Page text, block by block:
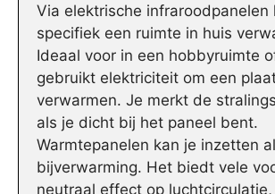
Via elektrische infraroodpanelen
specifiek een ruimte in huis
Ideaal voor in een hobbyruimte
gebruikt elektriciteit om een
verwarmen. Je merkt de
als je dicht bij het paneel bent.
Warmtepanelen kan je inzetten
bijverwarming. Het biedt vele
neutraal effect op luchtcirculatie,